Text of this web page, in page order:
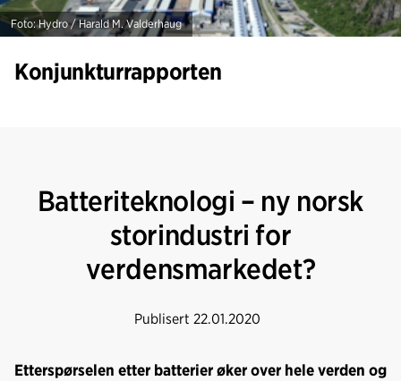
Foto: Hydro / Harald M. Valderhaug
Konjunkturrapporten
Batteriteknologi – ny norsk
storindustri for
verdensmarkedet?
Publisert 22.01.2020
Etterspørselen etter batterier øker over hele verden og